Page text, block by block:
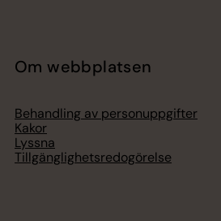
Om webbplatsen
Behandling av personuppgifter
Kakor
Lyssna
Tillgänglighetsredogörelse